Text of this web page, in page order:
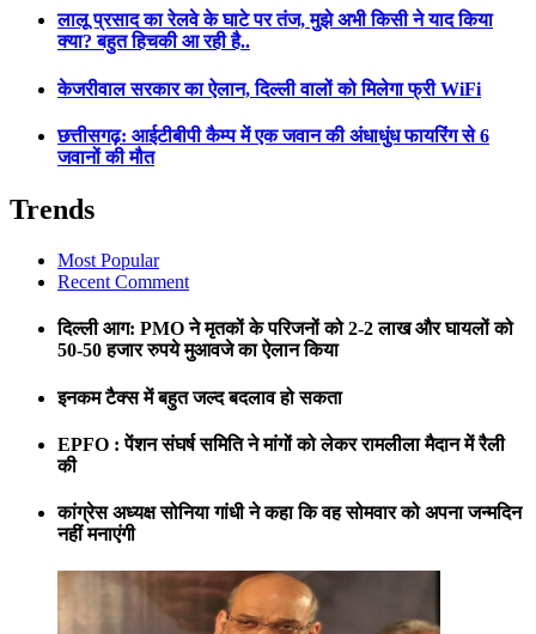
लालू प्रसाद का रेलवे के घाटे पर तंज, मुझे अभी किसी ने याद किया
क्या? बहुत हिचकी आ रही है..
केजरीवाल सरकार का ऐलान, दिल्ली वालों को मिलेगा फ्री WiFi
छत्तीसगढ़: आईटीबीपी कैम्प में एक जवान की अंधाधुंध फायरिंग से 6
जवानों की मौत
Trends
Most Popular
Recent Comment
दिल्ली आग: PMO ने मृतकों के परिजनों को 2-2 लाख और घायलों को
50-50 हजार रुपये मुआवजे का ऐलान किया
इनकम टैक्स में बहुत जल्द बदलाव हो सकता
EPFO : पेंशन संघर्ष समिति ने मांगों को लेकर रामलीला मैदान में रैली
की
कांग्रेस अध्यक्ष सोनिया गांधी ने कहा कि वह सोमवार को अपना जन्मदिन
नहीं मनाएंगी